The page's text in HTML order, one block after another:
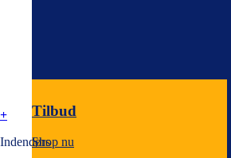
Tilbud
Shop nu
+
Indendørs